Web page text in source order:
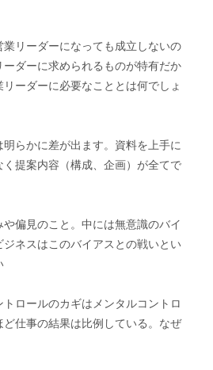
リーダーになっても成立しないの
ダーに求められるものが特有だか
ーダーに必要なこととは何でしょ
らかに差が出ます。資料を上手に
提案内容（構成、企画）が全てで
偏見のこと。中には無意識のバイ
ネスはこのバイアスとの戦いとい
ロールのカギはメンタルコントロ
仕事の結果は比例している。なぜ